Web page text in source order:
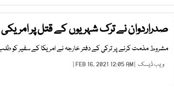
صدراردوان نے ترک شہریوں کے قتل پر امریکی
مشروط مذمت کرنے پر ترکی کے دفتر خارجہ نے امریکا کے سفیر کو طلب
ویب ڈیسک | FEB 16, 2021 12:05 AM |